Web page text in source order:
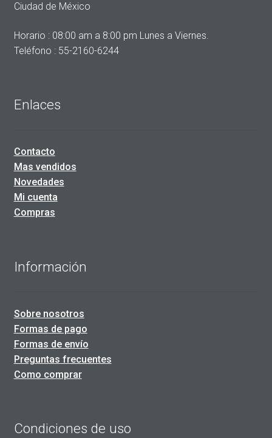
Ciudad de México
Horario : 08:00 am a 8:00 pm Lunes a Viernes.
Teléfono : 55-2160-6244
Enlaces
Contacto
Mas vendidos
Novedades
Mi cuenta
Compras
Información
Sobre nosotros
Formas de pago
Formas de envío
Preguntas frecuentes
Como comprar
Condiciones de uso